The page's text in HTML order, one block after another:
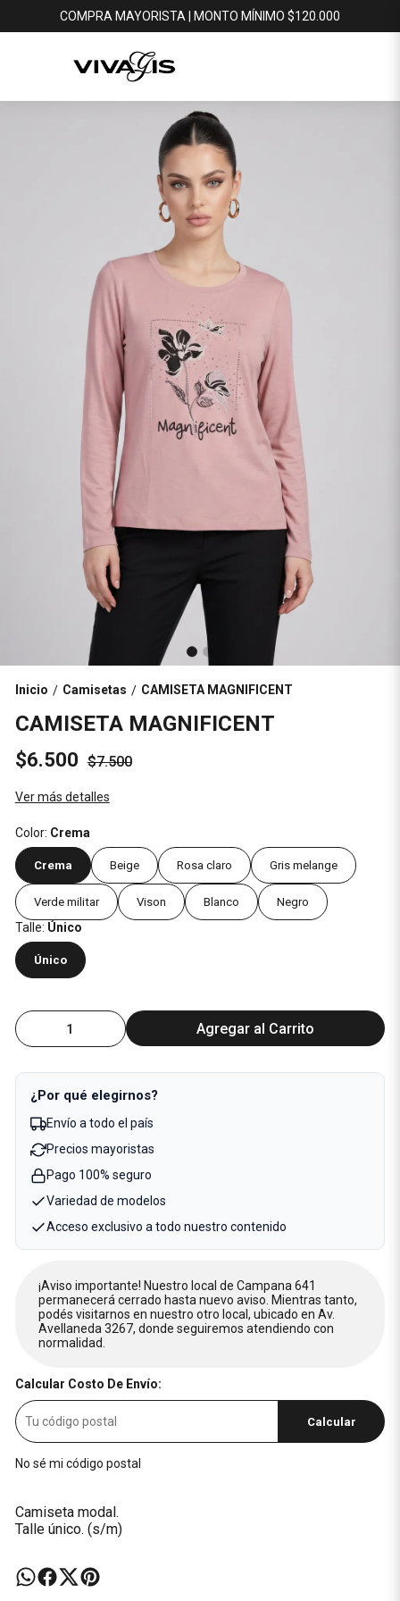
COMPRA MAYORISTA | MONTO MÍNIMO $120.000
Inicio / Camisetas / CAMISETA MAGNIFICENT
CAMISETA MAGNIFICENT
$6.500 $7.500
Ver más detalles
Color: Crema
Crema Beige Rosa claro Gris melange
Verde militar Vison Blanco Negro
Talle: Único
Único
Agregar al Carrito
¿Por qué elegirnos?
Envío a todo el país
Precios mayoristas
Pago 100% seguro
Variedad de modelos
Acceso exclusivo a todo nuestro contenido
¡Aviso importante! Nuestro local de Campana 641
permanecerá cerrado hasta nuevo aviso. Mientras tanto,
podés visitarnos en nuestro otro local, ubicado en Av.
Avellaneda 3267, donde seguiremos atendiendo con
normalidad.
Calcular Costo De Envío:
Calcular
No sé mi código postal
Camiseta modal.
Talle único. (s/m)